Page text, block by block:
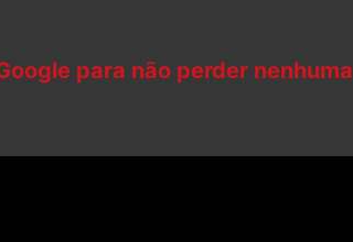
para não perder nenhuma